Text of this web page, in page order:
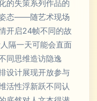
的失策系列作品的
态——随艺术现场
开启24帧不同的故
隔一天可能会直面
同思维造访隐逸
设计展现开放参与
活性浮新跃不同认